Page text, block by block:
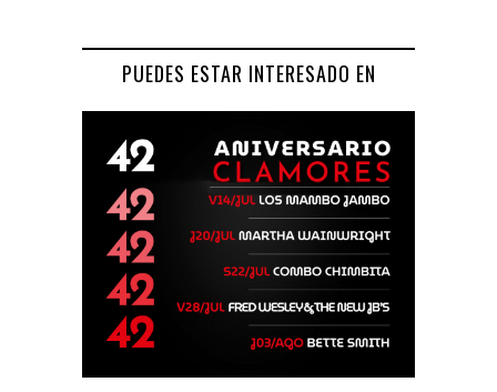
PUEDES ESTAR INTERESADO EN